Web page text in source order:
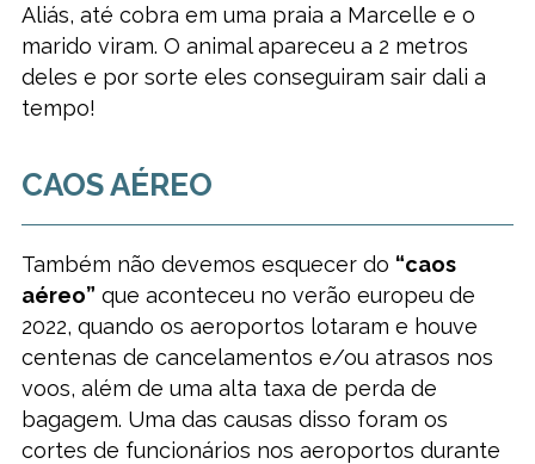
Aliás, até cobra em uma praia a Marcelle e o
marido viram. O animal apareceu a 2 metros
deles e por sorte eles conseguiram sair dali a
tempo!
CAOS AÉREO
Também não devemos esquecer do “caos
aéreo” que aconteceu no verão europeu de
2022, quando os aeroportos lotaram e houve
centenas de cancelamentos e/ou atrasos nos
voos, além de uma alta taxa de perda de
bagagem. Uma das causas disso foram os
cortes de funcionários nos aeroportos durante